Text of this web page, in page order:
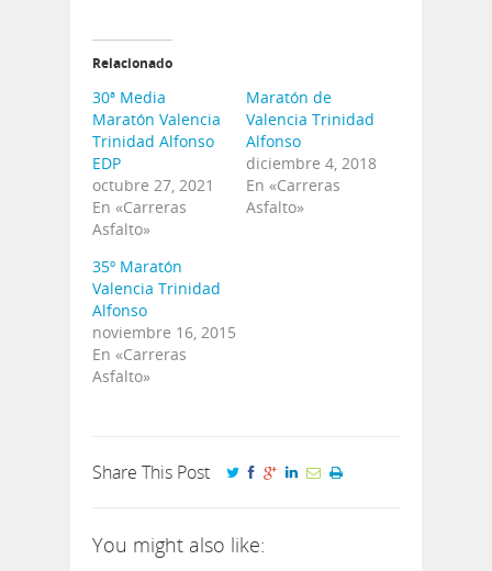
Relacionado
30ª Media
Maratón Valencia
Trinidad Alfonso
EDP
octubre 27, 2021
En «Carreras
Asfalto»
Maratón de
Valencia Trinidad
Alfonso
diciembre 4, 2018
En «Carreras
Asfalto»
35º Maratón
Valencia Trinidad
Alfonso
noviembre 16, 2015
En «Carreras
Asfalto»
Share This Post
You might also like: